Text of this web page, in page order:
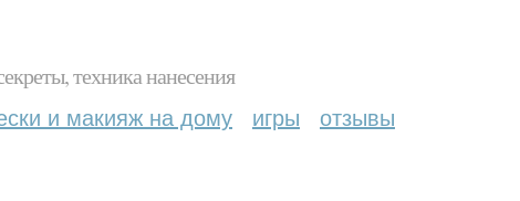
техника нанесения
и макияж на дому игры отзывы